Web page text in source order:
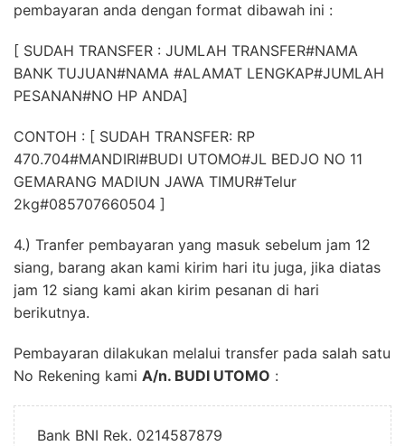
pembayaran anda dengan format dibawah ini :
[ SUDAH TRANSFER : JUMLAH TRANSFER#NAMA
BANK TUJUAN#NAMA #ALAMAT LENGKAP#JUMLAH
PESANAN#NO HP ANDA]
CONTOH : [ SUDAH TRANSFER: RP
470.704#MANDIRI#BUDI UTOMO#JL BEDJO NO 11
GEMARANG MADIUN JAWA TIMUR#Telur
2kg#085707660504 ]
4.) Tranfer pembayaran yang masuk sebelum jam 12
siang, barang akan kami kirim hari itu juga, jika diatas
jam 12 siang kami akan kirim pesanan di hari
berikutnya.
Pembayaran dilakukan melalui transfer pada salah satu
No Rekening kami A/n. BUDI UTOMO :
Bank BNI Rek. 0214587879